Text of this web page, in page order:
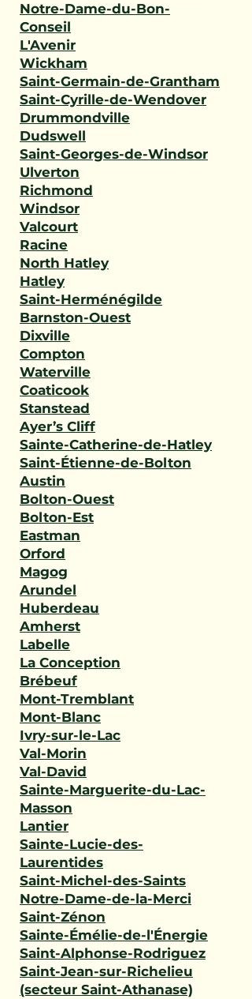
Notre-Dame-du-Bon-
Conseil
L'Avenir
Wickham
Saint-Germain-de-Grantham
Saint-Cyrille-de-Wendover
Drummondville
Dudswell
Saint-Georges-de-Windsor
Ulverton
Richmond
Windsor
Valcourt
Racine
North Hatley
Hatley
Saint-Herménégilde
Barnston-Ouest
Dixville
Compton
Waterville
Coaticook
Stanstead
Ayer’s Cliff
Sainte-Catherine-de-Hatley
Saint-Étienne-de-Bolton
Austin
Bolton-Ouest
Bolton-Est
Eastman
Orford
Magog
Arundel
Huberdeau
Amherst
Labelle
La Conception
Brébeuf
Mont-Tremblant
Mont-Blanc
Ivry-sur-le-Lac
Val-Morin
Val-David
Sainte-Marguerite-du-Lac-
Masson
Lantier
Sainte-Lucie-des-
Laurentides
Saint-Michel-des-Saints
Notre-Dame-de-la-Merci
Saint-Zénon
Sainte-Émélie-de-l'Énergie
Saint-Alphonse-Rodriguez
Saint-Jean-sur-Richelieu
(secteur Saint-Athanase)